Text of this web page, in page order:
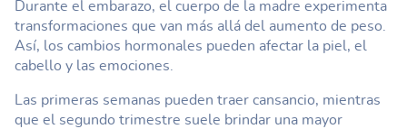
Durante el embarazo, el cuerpo de la madre experimenta
transformaciones que van más allá del aumento de peso.
Así, los cambios hormonales pueden afectar la piel, el
cabello y las emociones.
Las primeras semanas pueden traer cansancio, mientras
que el segundo trimestre suele brindar una mayor